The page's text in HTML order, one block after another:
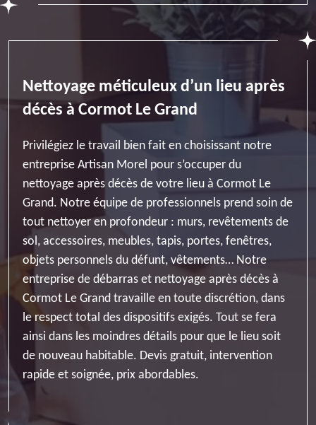
Nettoyage méticuleux d’un lieu après
décès à Cormot Le Grand
Privilégiez le travail bien fait en choisissant notre
entreprise Artisan Morel pour s’occuper du
nettoyage après décès de votre lieu à Cormot Le
Grand. Notre équipe de professionnels prend soin de
tout nettoyer en profondeur : murs, revêtements de
sol, accessoires, meubles, tapis, portes, fenêtres,
objets personnels du défunt, vêtements… Notre
entreprise de débarras et nettoyage après décès à
Cormot Le Grand travaille en toute discrétion, dans
le respect total des dispositifs exigés. Tout se fera
ainsi dans les moindres détails pour que le lieu soit
de nouveau habitable. Devis gratuit, intervention
rapide et soignée, prix abordables.